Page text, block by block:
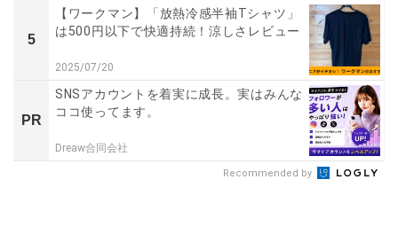
5
【ワークマン】「放熱冷感半袖Tシャツ」
は500円以下で快適持続！涼しさレビュー
2025/07/20
PR
SNSアカウントを着実に成長。実はみんな
ココ使ってます。
Dreaw合同会社
Recommended by